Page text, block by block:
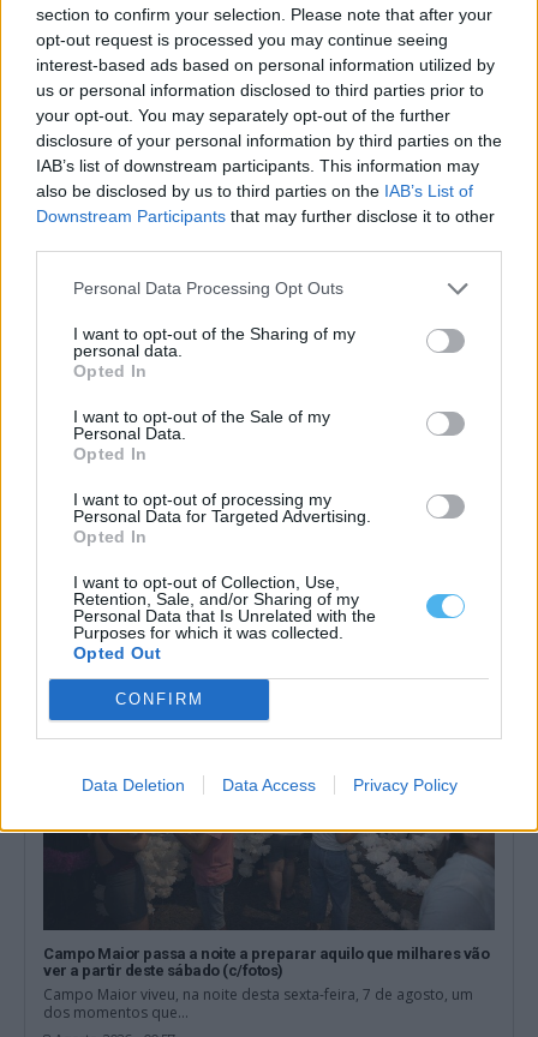
section to confirm your selection. Please note that after your
opt-out request is processed you may continue seeing
interest-based ads based on personal information utilized by
us or personal information disclosed to third parties prior to
your opt-out. You may separately opt-out of the further
disclosure of your personal information by third parties on the
IAB’s list of downstream participants. This information may
also be disclosed by us to third parties on the IAB’s List of
Downstream Participants that may further disclose it to other
Personal Data Processing Opt Outs
I want to opt-out of the Sharing of my
personal data.
Opted In
I want to opt-out of the Sale of my
Personal Data.
Opted In
I want to opt-out of processing my
Personal Data for Targeted Advertising.
Opted In
I want to opt-out of Collection, Use,
Retention, Sale, and/or Sharing of my
Personal Data that Is Unrelated with the
Purposes for which it was collected.
Opted Out
CONFIRM
Data Deletion Data Access Privacy Policy
Nuno Vilaranda leva obras sobre família e infância à rádio
argentina
Nuno Vilaranda, investigador de doutoramento em Sociologia na
Universidade de Évora e escritor, foi...
8 Agosto, 2026 - 09:30
Deixou resíduos junto aos contentores em Évora e acabou
identificado
encontrava a depositar resíduos...
8 Agosto, 2026 - 09:00
Campo Maior passa a noite a preparar aquilo que milhares vão
ver a partir deste sábado (c/fotos)
Campo Maior viveu, na noite desta sexta-feira, 7 de agosto, um
dos momentos que...